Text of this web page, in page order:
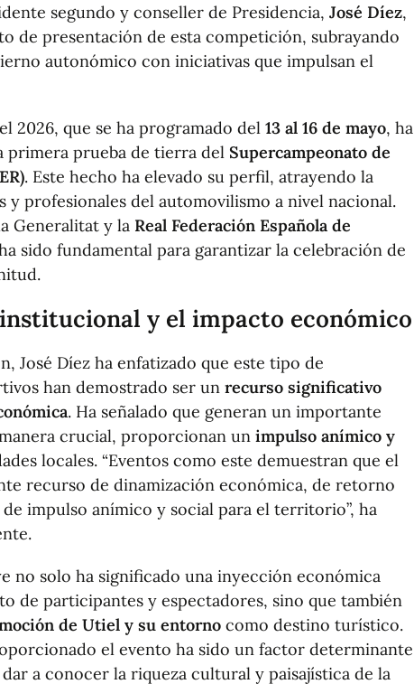
segundo y conseller de Presidencia, José Díez,
de presentación de esta competición, subrayando
autonómico con iniciativas que impulsan el
2026, que se ha programado del 13 al 16 de mayo, ha
primera prueba de tierra del Supercampeonato de
. Este hecho ha elevado su perfil, atrayendo la
y profesionales del automovilismo a nivel nacional.
Generalitat y la Real Federación Española de
sido fundamental para garantizar la celebración de
y el impacto económico
José Díez ha enfatizado que este tipo de
han demostrado ser un recurso significativo
. Ha señalado que generan un importante
crucial, proporcionan un impulso anímico y
locales. “Eventos como este demuestran que el
recurso de dinamización económica, de retorno
impulso anímico y social para el territorio”, ha
no solo ha significado una inyección económica
de participantes y espectadores, sino que también
de Utiel y su entorno como destino turístico.
el evento ha sido un factor determinante
a conocer la riqueza cultural y paisajística de la